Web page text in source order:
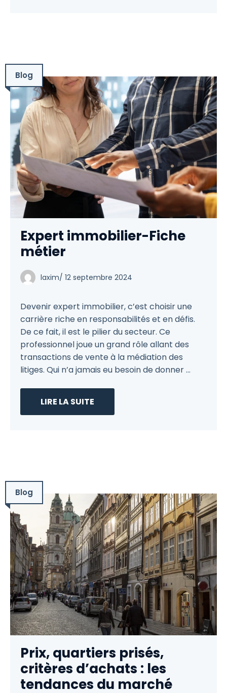
Blog
Expert immobilier-Fiche
métier
laxim/ 12 septembre 2024
Devenir expert immobilier, c’est choisir une
carrière riche en responsabilités et en défis.
De ce fait, il est le pilier du secteur. Ce
professionnel joue un grand rôle allant des
transactions de vente à la médiation des
litiges. Qui n’a jamais eu besoin de donner ...
LIRE LA SUITE
Blog
Prix, quartiers prisés,
critères d’achats : les
tendances du marché